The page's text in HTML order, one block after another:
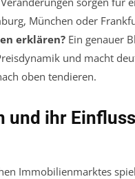
München oder
erklären? Ein genauer
und macht
oben tendieren.
und ihr
Immobilienmarktes